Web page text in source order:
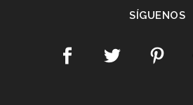
SÍGUENOS